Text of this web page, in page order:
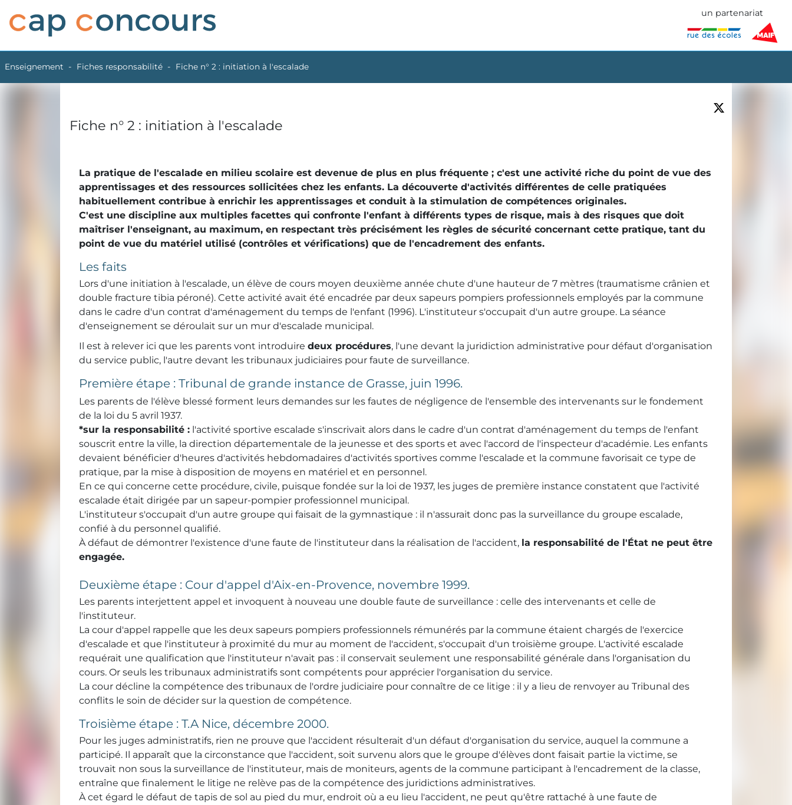
un partenariat
Enseignement Fiches responsabilité Fiche n° 2 : initiation à l'escalade
Fiche n° 2 : initiation à l'escalade
La pratique de l'escalade en milieu scolaire est devenue de plus en plus fréquente ; c'est une activité riche du point de vue des
apprentissages et des ressources sollicitées chez les enfants. La découverte d'activités différentes de celle pratiquées
habituellement contribue à enrichir les apprentissages et conduit à la stimulation de compétences originales.
C'est une discipline aux multiples facettes qui confronte l'enfant à différents types de risque, mais à des risques que doit
maîtriser l'enseignant, au maximum, en respectant très précisément les règles de sécurité concernant cette pratique, tant du
point de vue du matériel utilisé (contrôles et vérifications) que de l'encadrement des enfants.
Les faits
Lors d'une initiation à l'escalade, un élève de cours moyen deuxième année chute d'une hauteur de 7 mètres (traumatisme crânien et
double fracture tibia péroné). Cette activité avait été encadrée par deux sapeurs pompiers professionnels employés par la commune
dans le cadre d'un contrat d'aménagement du temps de l'enfant (1996). L'instituteur s'occupait d'un autre groupe. La séance
d'enseignement se déroulait sur un mur d'escalade municipal.
Il est à relever ici que les parents vont introduire deux procédures, l'une devant la juridiction administrative pour défaut d'organisation
du service public, l'autre devant les tribunaux judiciaires pour faute de surveillance.
Première étape : Tribunal de grande instance de Grasse, juin 1996.
Les parents de l'élève blessé forment leurs demandes sur les fautes de négligence de l'ensemble des intervenants sur le fondement
de la loi du 5 avril 1937.
*sur la responsabilité : l'activité sportive escalade s'inscrivait alors dans le cadre d'un contrat d'aménagement du temps de l'enfant
souscrit entre la ville, la direction départementale de la jeunesse et des sports et avec l'accord de l'inspecteur d'académie. Les enfants
devaient bénéficier d'heures d'activités hebdomadaires d'activités sportives comme l'escalade et la commune favorisait ce type de
pratique, par la mise à disposition de moyens en matériel et en personnel.
En ce qui concerne cette procédure, civile, puisque fondée sur la loi de 1937, les juges de première instance constatent que l'activité
escalade était dirigée par un sapeur-pompier professionnel municipal.
L'instituteur s'occupait d'un autre groupe qui faisait de la gymnastique : il n'assurait donc pas la surveillance du groupe escalade,
confié à du personnel qualifié.
À défaut de démontrer l'existence d'une faute de l'instituteur dans la réalisation de l'accident, la responsabilité de l'État ne peut être
engagée.
Deuxième étape : Cour d'appel d'Aix-en-Provence, novembre 1999.
Les parents interjettent appel et invoquent à nouveau une double faute de surveillance : celle des intervenants et celle de
l'instituteur.
La cour d'appel rappelle que les deux sapeurs pompiers professionnels rémunérés par la commune étaient chargés de l'exercice
d'escalade et que l'instituteur à proximité du mur au moment de l'accident, s'occupait d'un troisième groupe. L'activité escalade
requérait une qualification que l'instituteur n'avait pas : il conservait seulement une responsabilité générale dans l'organisation du
cours. Or seuls les tribunaux administratifs sont compétents pour apprécier l'organisation du service.
La cour décline la compétence des tribunaux de l'ordre judiciaire pour connaître de ce litige : il y a lieu de renvoyer au Tribunal des
conflits le soin de décider sur la question de compétence.
Troisième étape : T.A Nice, décembre 2000.
Pour les juges administratifs, rien ne prouve que l'accident résulterait d'un défaut d'organisation du service, auquel la commune a
participé. Il apparaît que la circonstance que l'accident, soit survenu alors que le groupe d'élèves dont faisait partie la victime, se
trouvait non sous la surveillance de l'instituteur, mais de moniteurs, agents de la commune participant à l'encadrement de la classe,
entraîne que finalement le litige ne relève pas de la compétence des juridictions administratives.
À cet égard le défaut de tapis de sol au pied du mur, endroit où a eu lieu l'accident, ne peut qu'être rattaché à une faute de